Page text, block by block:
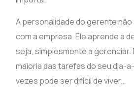
A personalidade do gerente
com a empresa. Ele aprende a
seja, simplesmente a gerenciar.
maioria das tarefas do seu dia-
vezes pode ser difícil de viver…